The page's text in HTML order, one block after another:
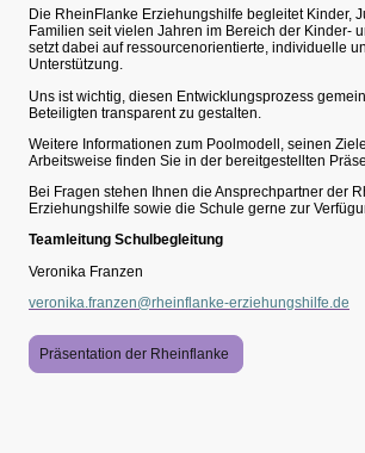
Die RheinFlanke Erziehungshilfe begleitet Kinder,
Familien seit vielen Jahren im Bereich der Kinder-
setzt dabei auf ressourcenorientierte, individuelle
Unterstützung.
Uns ist wichtig, diesen Entwicklungsprozess
Beteiligten transparent zu gestalten.
Weitere Informationen zum Poolmodell, seinen
Arbeitsweise finden Sie in der bereitgestellten
Bei Fragen stehen Ihnen die Ansprechpartner der
Erziehungshilfe sowie die Schule gerne zur
Teamleitung Schulbegleitung
Veronika Franzen
veronika.franzen@rheinflanke-erziehungshilfe.de
Präsentation der Rheinflanke